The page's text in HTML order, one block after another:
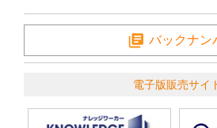
バックナン
電子版販売サイ